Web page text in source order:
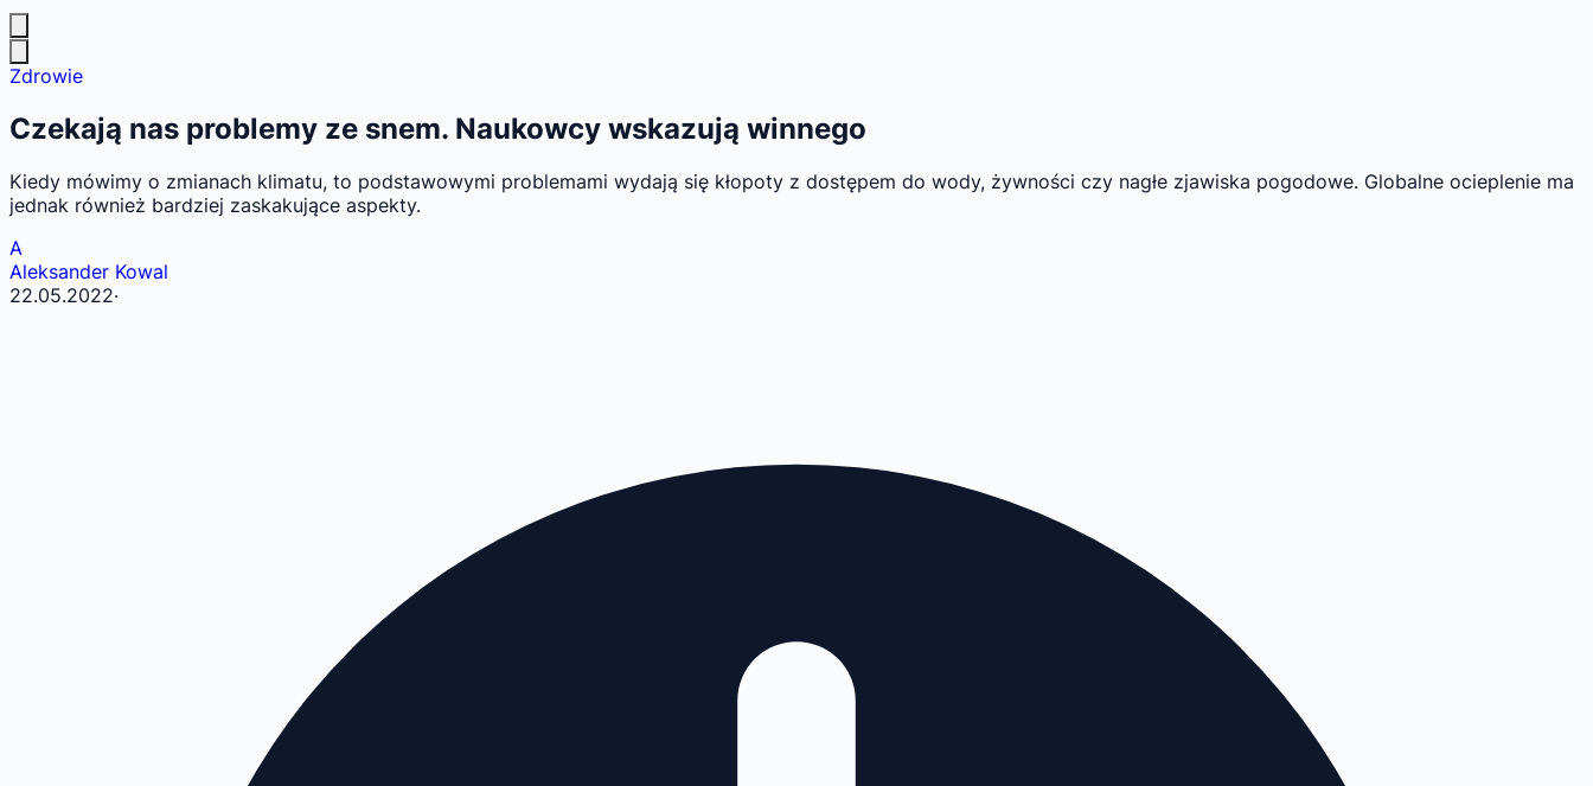
Zdrowie
Czekają nas problemy ze snem. Naukowcy wskazują winnego
Kiedy mówimy o zmianach klimatu, to podstawowymi problemami wydają się kłopoty z dostępem do wody, żywności czy nagłe zjawiska pogodowe. Globalne ocieplenie ma
jednak również bardziej zaskakujące aspekty.
A
Aleksander Kowal
22.05.2022·